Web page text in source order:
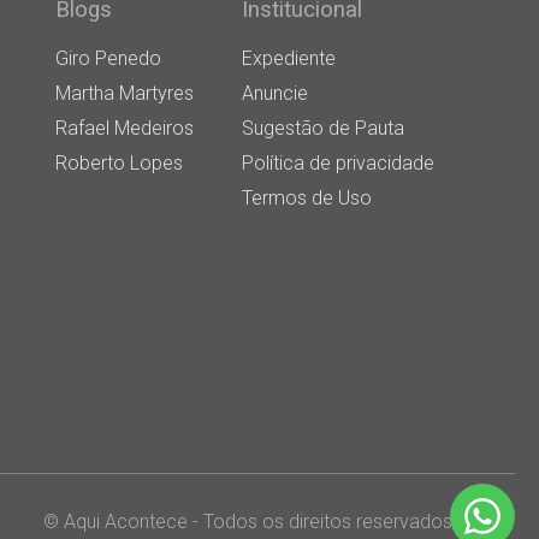
Blogs
Giro Penedo
Martha Martyres
Rafael Medeiros
Roberto Lopes
Institucional
Expediente
Anuncie
Sugestão de Pauta
Política de privacidade
Termos de Uso
© Aqui Acontece - Todos os direitos reservados